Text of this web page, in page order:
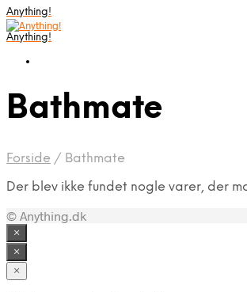
Anything!
Anything!
Bathmate
Forside / Bathmate
Der blev ikke fundet nogle varer, der
© Anything.dk
×
×
×